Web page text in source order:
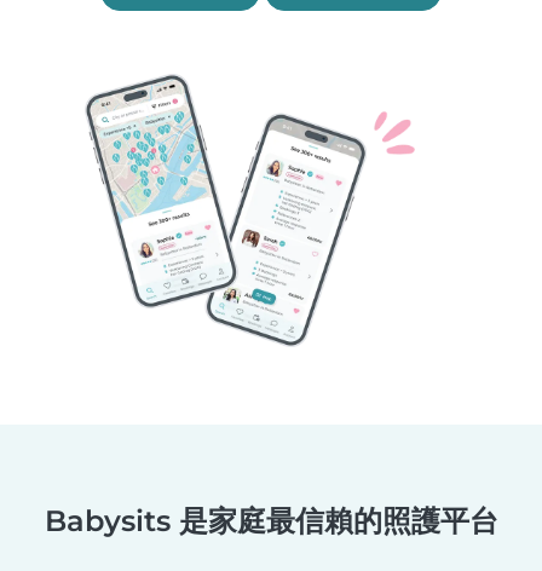
Babysits 是家庭最信賴的照護平台